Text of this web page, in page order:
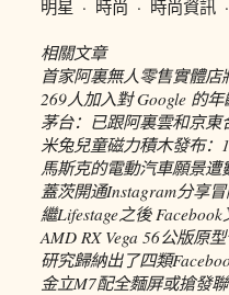
明星 · 時尚 · 時尚資訊
相關文章
首家阿裏無人零售實體
269人加入對 Google 的
茅台：已跟阿裏雲和京
米兔兒童磁力積木發布：
馬斯克的電動汽車願景
蓋茨開通Instagram分享
繼Lifestage之後
AMD RX Vega 56公版原
研究歸納出了四類
金立M7配全麵屏或搶發